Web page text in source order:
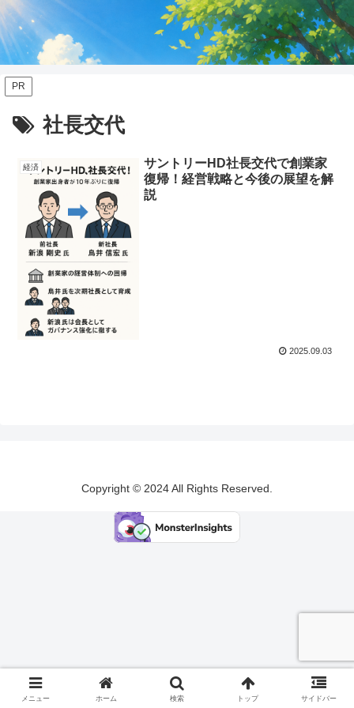
PR
社長交代
経済
サントリーHD社長交代で創業家
復帰！経営戦略と今後の展望を解
説
2025.09.03
Copyright © 2024 All Rights Reserved.
メニュー ホーム 検索 トップ サイドバー